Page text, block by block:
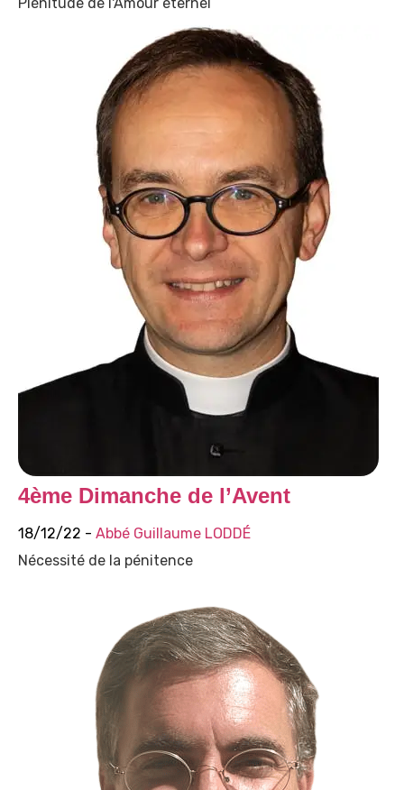
4ème Dimanche de l’Avent
18/12/22 - Abbé Guillaume LODDÉ
Nécessité de la pénitence